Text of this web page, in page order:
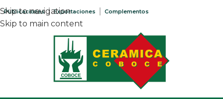
Skip to navigation
Skip to main content
Publicaciones Exportaciones Complementos